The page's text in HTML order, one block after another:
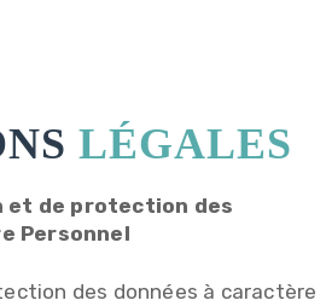
LÉGALES
et de protection des
Personnel
des données à caractère